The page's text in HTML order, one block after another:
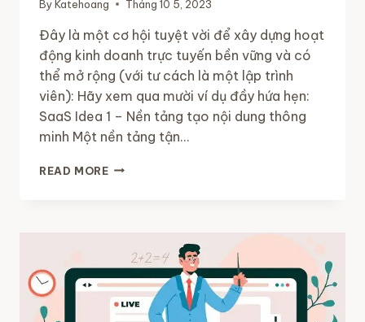
By Katehoang Tháng 10 5, 2023
Đây là một cơ hội tuyệt vời để xây dựng hoạt
động kinh doanh trực tuyến bền vững và có
thể mở rộng (với tư cách là một lập trình
viên): Hãy xem qua mười ví dụ đầy hứa hẹn:
SaaS Idea 1 – Nền tảng tạo nội dung thông
minh Một nền tảng tận…
READ MORE10
MỞ
RỘNG
QUY
MÔ